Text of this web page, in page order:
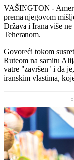
VAŠINGTON -
prema njegovom
Država i Irana više ne
Teheranom.
Govoreći tokom
Ruteom na samitu
vatre "završen" i da
iranskim vlastima,